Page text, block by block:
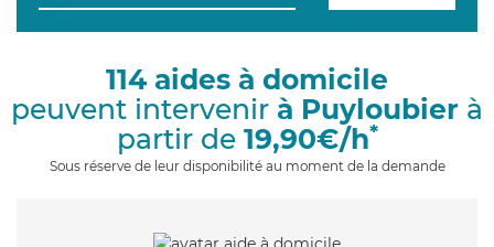
g
114 aides à domicile
peuvent intervenir à Puyloubier à
partir de 19,90€/h*
Sous réserve de leur disponibilité au moment de la demande